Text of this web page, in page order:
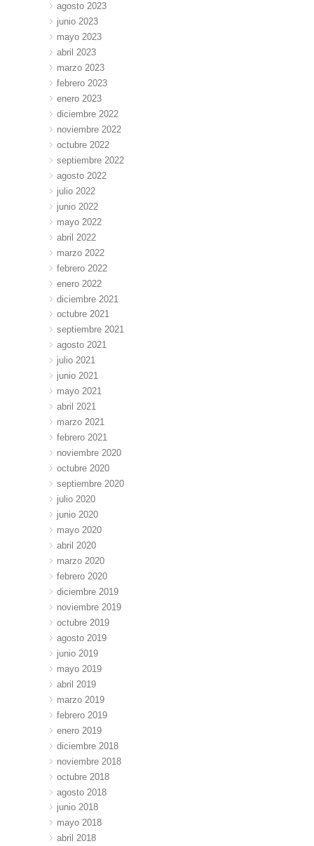
agosto 2023
junio 2023
mayo 2023
abril 2023
marzo 2023
febrero 2023
enero 2023
diciembre 2022
noviembre 2022
octubre 2022
septiembre 2022
agosto 2022
julio 2022
junio 2022
mayo 2022
abril 2022
marzo 2022
febrero 2022
enero 2022
diciembre 2021
octubre 2021
septiembre 2021
agosto 2021
julio 2021
junio 2021
mayo 2021
abril 2021
marzo 2021
febrero 2021
noviembre 2020
octubre 2020
septiembre 2020
julio 2020
junio 2020
mayo 2020
abril 2020
marzo 2020
febrero 2020
diciembre 2019
noviembre 2019
octubre 2019
agosto 2019
junio 2019
mayo 2019
abril 2019
marzo 2019
febrero 2019
enero 2019
diciembre 2018
noviembre 2018
octubre 2018
agosto 2018
junio 2018
mayo 2018
abril 2018